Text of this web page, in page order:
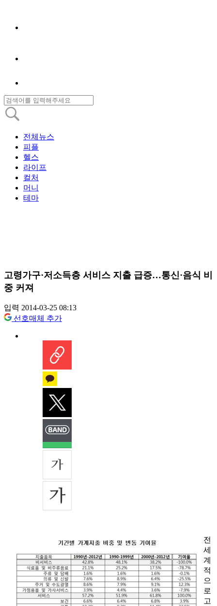
전체뉴스
피플
헬스
라이프
컬처
머니
테마
고령가구·저소득층 서비스 지출 급증…통신·음식 비
중 커져
입력 2014-03-25 08:13
선호매체 추가
전
세
계
적
으
로
고